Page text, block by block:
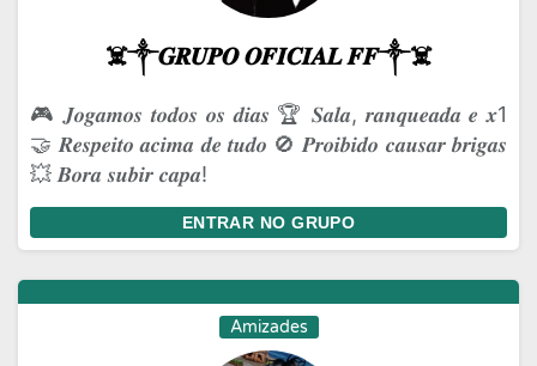
☠️༒𝑮𝑹𝑼𝑷𝑶 𝑶𝑭𝑰𝑪𝑰𝑨𝑳 𝑭𝑭༒☠️
🎮 𝑱𝒐𝒈𝒂𝒎𝒐𝒔 𝒕𝒐𝒅𝒐𝒔 𝒐𝒔 𝒅𝒊𝒂𝒔 🏆 𝑺𝒂𝒍𝒂, 𝒓𝒂𝒏𝒒𝒖𝒆𝒂𝒅𝒂 𝒆 𝒙1
🤝 𝑹𝒆𝒔𝒑𝒆𝒊𝒕𝒐 𝒂𝒄𝒊𝒎𝒂 𝒅𝒆 𝒕𝒖𝒅𝒐 🚫 𝑷𝒓𝒐𝒊𝒃𝒊𝒅𝒐 𝒄𝒂𝒖𝒔𝒂𝒓 𝒃𝒓𝒊𝒈𝒂𝒔
💥 𝑩𝒐𝒓𝒂 𝒔𝒖𝒃𝒊𝒓 𝒄𝒂𝒑𝒂!
ENTRAR NO GRUPO
Amizades